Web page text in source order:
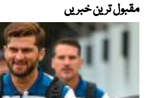
مقبول ترین خبریں